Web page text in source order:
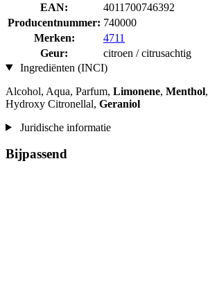
EAN:
4011700746392
Producentnummer: 740000
Merken:
4711
Geur:
citroen / citrusachtig
Ingrediënten (INCI)
Alcohol, Aqua, Parfum, Limonene, Menthol,
Hydroxy Citronellal, Geraniol
Juridische informatie
Bijpassend